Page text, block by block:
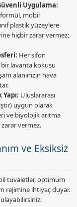
Uygulama:
mobil
plastik yüzeylere
hiçbir zarar vermez;
Her sifon
bir lavanta kokusu
alanınızın hava
Uluslararası
uygun olarak
ve biyolojik arıtma
vermez.
ve Eksiksiz
tuvaletler, optimum
rejimine ihtiyaç duyar.